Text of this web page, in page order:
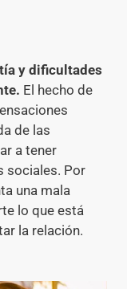
y dificultades
El hecho de
de las
a tener
sociales. Por
una mala
lo que está
la relación.